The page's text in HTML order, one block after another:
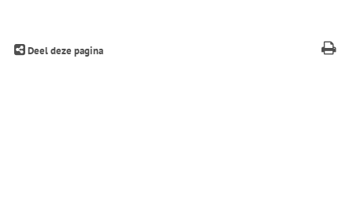
Deel deze pagina